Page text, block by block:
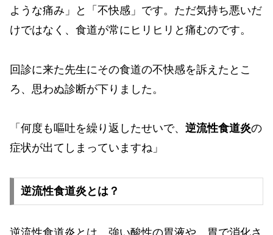
ような痛み」と「不快感」です。ただ気持ち悪いだ
けではなく、食道が常にヒリヒリと痛むのです。
回診に来た先生にその食道の不快感を訴えたとこ
ろ、思わぬ診断が下りました。
「何度も嘔吐を繰り返したせいで、 逆流性食道炎の
症状が出てしまっていますね」
逆流性食道炎とは？